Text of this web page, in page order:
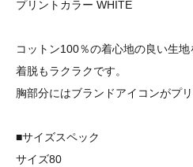
プリントカラー WHITE
コットン100％の着心地の良い生地
着脱もラクラクです。
胸部分にはブランドアイコンがプリ
■サイズスペック
サイズ80